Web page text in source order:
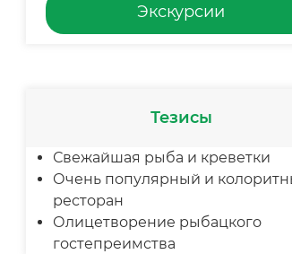
Экскурсии
Тезисы
Свежайшая рыба и креветки
Очень популярный и
ресторан
Олицетворение рыбацкого
гостепреимства